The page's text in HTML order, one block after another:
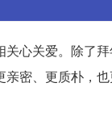
心关爱。除了
密、更质朴，